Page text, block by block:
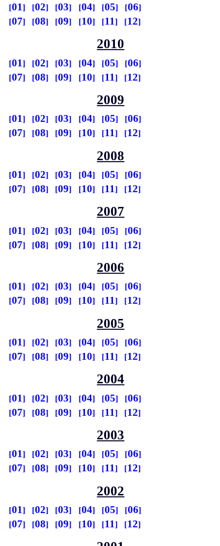
01 02 03 04 05
06
07
08 09 10 11 12
2010
01 02 03 04 05
06
07
08 09 10 11 12
2009
01 02 03 04 05
06
07
08 09 10 11 12
2008
01 02 03 04 05
06
07
08 09 10 11 12
2007
01 02 03 04 05
06
07
08 09 10 11 12
2006
01 02 03 04 05
06
07
08 09 10 11 12
2005
01 02 03 04 05
06
07
08 09 10 11 12
2004
01 02 03 04 05
06
07
08 09 10 11 12
2003
01 02 03 04 05
06
07
08 09 10 11 12
2002
01 02 03 04 05
06
07
08 09 10 11 12